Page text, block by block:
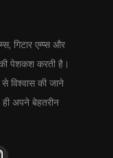
गिटार एम्प्स और
पेशकश करती है।
विश्वास की जाने
अपने बेहतरीन